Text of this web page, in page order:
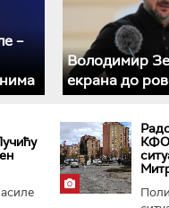
–
Володимир
екрана до